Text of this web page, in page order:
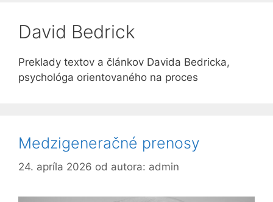
David Bedrick
Preklady textov a článkov Davida Bedricka,
psychológa orientovaného na proces
Medzigeneračné prenosy
24. apríla 2026 od autora: admin